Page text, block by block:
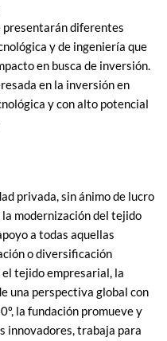
diferentes
y de ingeniería que
en busca de inversión.
en la inversión en
y con alto potencial
privada, sin ánimo de lucro
modernización del tejido
a todas aquellas
o diversificación
tejido empresarial, la
una perspectiva global con
la fundación promueve y
innovadores, trabaja para